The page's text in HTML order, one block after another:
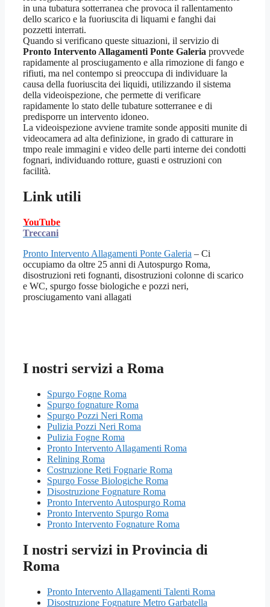
in una tubatura sotterranea che provoca il rallentamento
dello scarico e la fuoriuscita di liquami e fanghi dai
pozzetti interrati.
Quando si verificano queste situazioni, il servizio di
Pronto Intervento Allagamenti Ponte Galeria provvede
rapidamente al prosciugamento e alla rimozione di fango e
rifiuti, ma nel contempo si preoccupa di individuare la
causa della fuoriuscita dei liquidi, utilizzando il sistema
della videoispezione, che permette di verificare
rapidamente lo stato delle tubature sotterranee e di
predisporre un intervento idoneo.
La videoispezione avviene tramite sonde appositi munite di
videocamera ad alta definizione, in grado di catturare in
tmpo reale immagini e video delle parti interne dei condotti
fognari, individuando rotture, guasti e ostruzioni con
facilità.
Link utili
YouTube
Treccani
Pronto Intervento Allagamenti Ponte Galeria – Ci
occupiamo da oltre 25 anni di Autospurgo Roma,
disostruzioni reti fognanti, disostruzioni colonne di scarico
e WC, spurgo fosse biologiche e pozzi neri,
prosciugamento vani allagati
I nostri servizi a Roma
Spurgo Fogne Roma
Spurgo fognature Roma
Spurgo Pozzi Neri Roma
Pulizia Pozzi Neri Roma
Pulizia Fogne Roma
Pronto Intervento Allagamenti Roma
Relining Roma
Costruzione Reti Fognarie Roma
Spurgo Fosse Biologiche Roma
Disostruzione Fognature Roma
Pronto Intervento Autospurgo Roma
Pronto Intervento Spurgo Roma
Pronto Intervento Fognature Roma
I nostri servizi in Provincia di
Roma
Pronto Intervento Allagamenti Talenti Roma
Disostruzione Fognature Metro Garbatella